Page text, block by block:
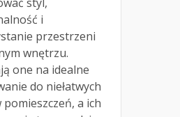
i
przestrzeni
wnętrzu.
one na idealne
do niełatwych
pomieszczeń, a ich